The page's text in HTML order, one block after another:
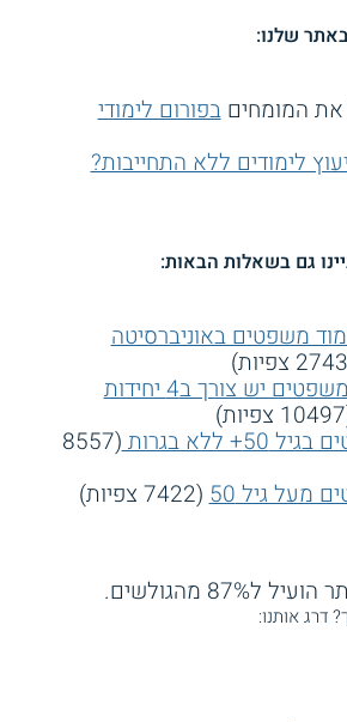
שלנו:
את המומחיםבפורום לימודי
לימודים ללא התחייבות?
גם בשאלות הבאות:
משפטים באוניברסיטה
עבור לימודי משפטים יש צורך ב4 יחידות
ללא בגרות (8557
מעל גיל 50 (7422 צפיות)
ל87% מהגולשים.
דרג אותנו: